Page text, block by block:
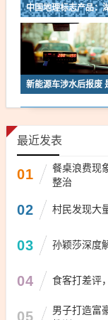
最近发表
01
餐桌浪费现
整治
02 村民发现大
03 孙颖莎深度
04 食客打差评
05
男子打造富